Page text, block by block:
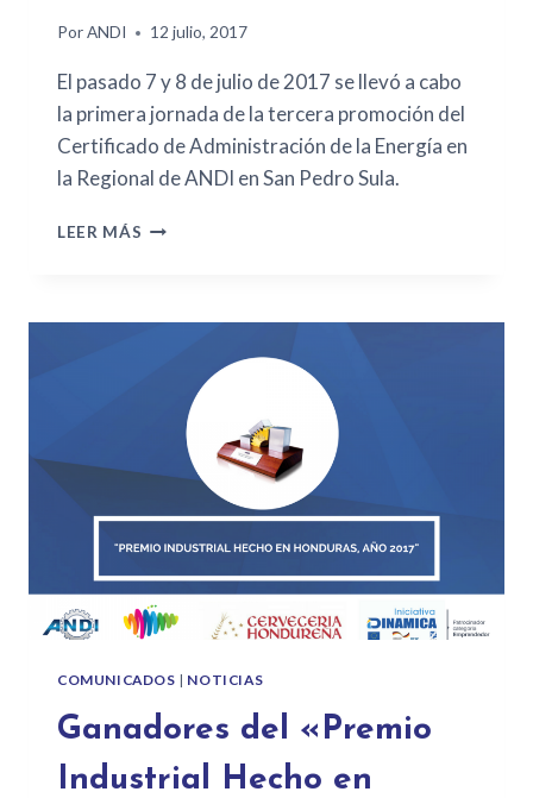
PorANDI 12 julio, 2017
El pasado 7 y 8 de julio de 2017 se llevó a cabo
la primera jornada de la tercera promoción del
Certificado de Administración de la Energía en
la Regional de ANDI en San Pedro Sula.
LEER MÁS
COMUNICADOS | NOTICIAS
Ganadores del «Premio
Industrial Hecho en